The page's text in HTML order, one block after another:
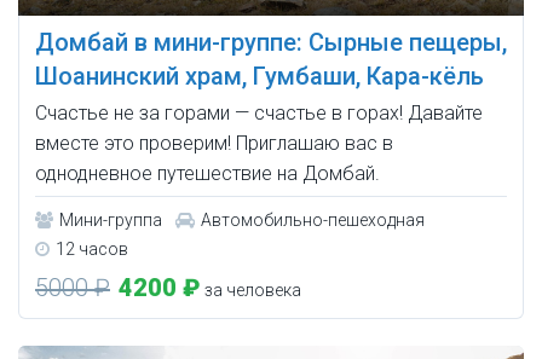
Домбай в мини-группе: Сырные пещеры,
Шоанинский храм, Гумбаши, Кара-кёль
Счастье не за горами — счастье в горах! Давайте
вместе это проверим! Приглашаю вас в
однодневное путешествие на Домбай.
Мини-группа
Автомобильно-пешеходная
12 часов
5000 ₽ 4200 ₽ за человека